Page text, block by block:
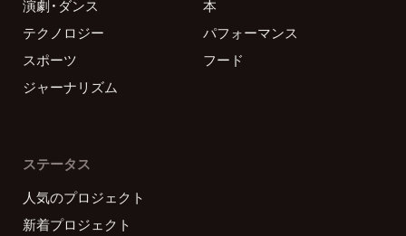
演劇・ダンス
本
テクノロジー
パフォーマンス
スポーツ
フード
ジャーナリズム
ステータス
人気のプロジェクト
新着プロジェクト